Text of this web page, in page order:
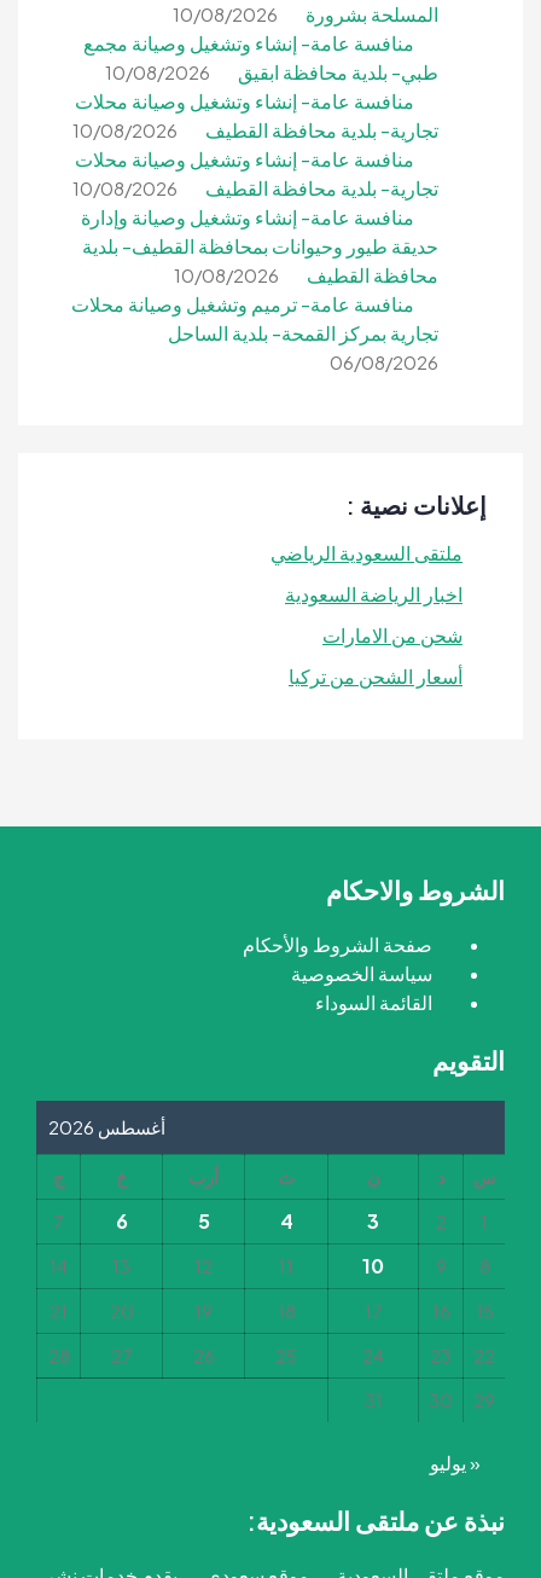
المسلحة بشرورة
10/08/2026
منافسة عامة- إنشاء وتشغيل وصيانة مجمع
طبي- بلدية محافظة ابقيق
10/08/2026
منافسة عامة- إنشاء وتشغيل وصيانة محلات
تجارية- بلدية محافظة القطيف
10/08/2026
منافسة عامة- إنشاء وتشغيل وصيانة محلات
تجارية- بلدية محافظة القطيف
10/08/2026
منافسة عامة- إنشاء وتشغيل وصيانة وإدارة
حديقة طيور وحيوانات بمحافظة القطيف- بلدية
محافظة القطيف
10/08/2026
منافسة عامة- ترميم وتشغيل وصيانة محلات
تجارية بمركز القمحة- بلدية الساحل
06/08/2026
إعلانات نصية :
ملتقى السعودية الرياضي
اخبار الرياضة السعودية
شحن من الامارات
أسعار الشحن من تركيا
الشروط والاحكام
صفحة الشروط والأحكام
سياسة الخصوصية
القائمة السوداء
التقويم
أغسطس 2026
س د ن ث أرب خ
ج
1
2
3
4
5
6
7
8
9
10
11
12
13
14
15
16
17
18
19
20
21
22
23
24
25
26
27
28
29
30
31
« يوليو
نبذة عن ملتقى السعودية: